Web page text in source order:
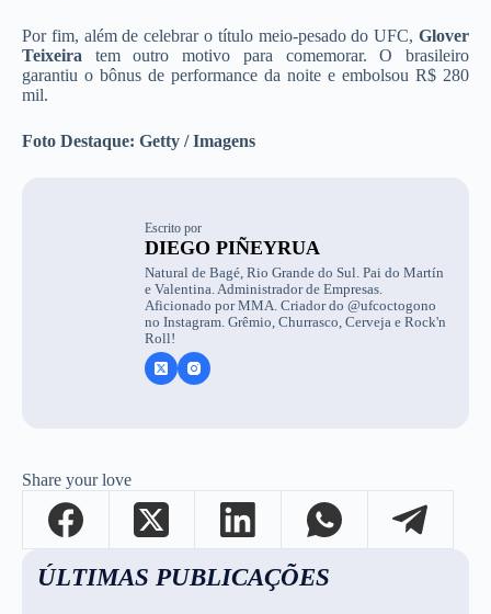
Por fim, além de celebrar o título meio-pesado do UFC, Glover
Teixeira tem outro motivo para comemorar. O brasileiro
garantiu o bônus de performance da noite e embolsou R$ 280
mil.
Foto Destaque: Getty / Imagens
Escrito por
DIEGO PIÑEYRUA
Natural de Bagé, Rio Grande do Sul. Pai do Martín
e Valentina. Administrador de Empresas.
Aficionado por MMA. Criador do @ufcoctogono
no Instagram. Grêmio, Churrasco, Cerveja e Rock'n
Roll!
Share your love
ÚLTIMAS PUBLICAÇÕES